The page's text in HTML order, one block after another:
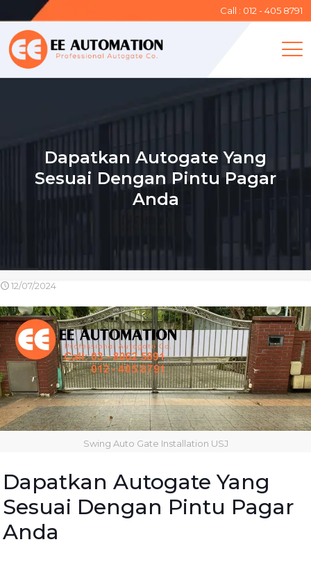
Call : 012 - 405 8791
Dapatkan Autogate Yang
Sesuai Dengan Pintu Pagar
Anda
12/07/2024
Swing Auto Gate Installation USJ
Dapatkan Autogate Yang
Sesuai Dengan Pintu Pagar
Anda